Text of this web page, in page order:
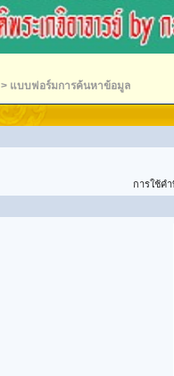
> แบบฟอร์มการค้นหาข้อมูล
การใช้ค